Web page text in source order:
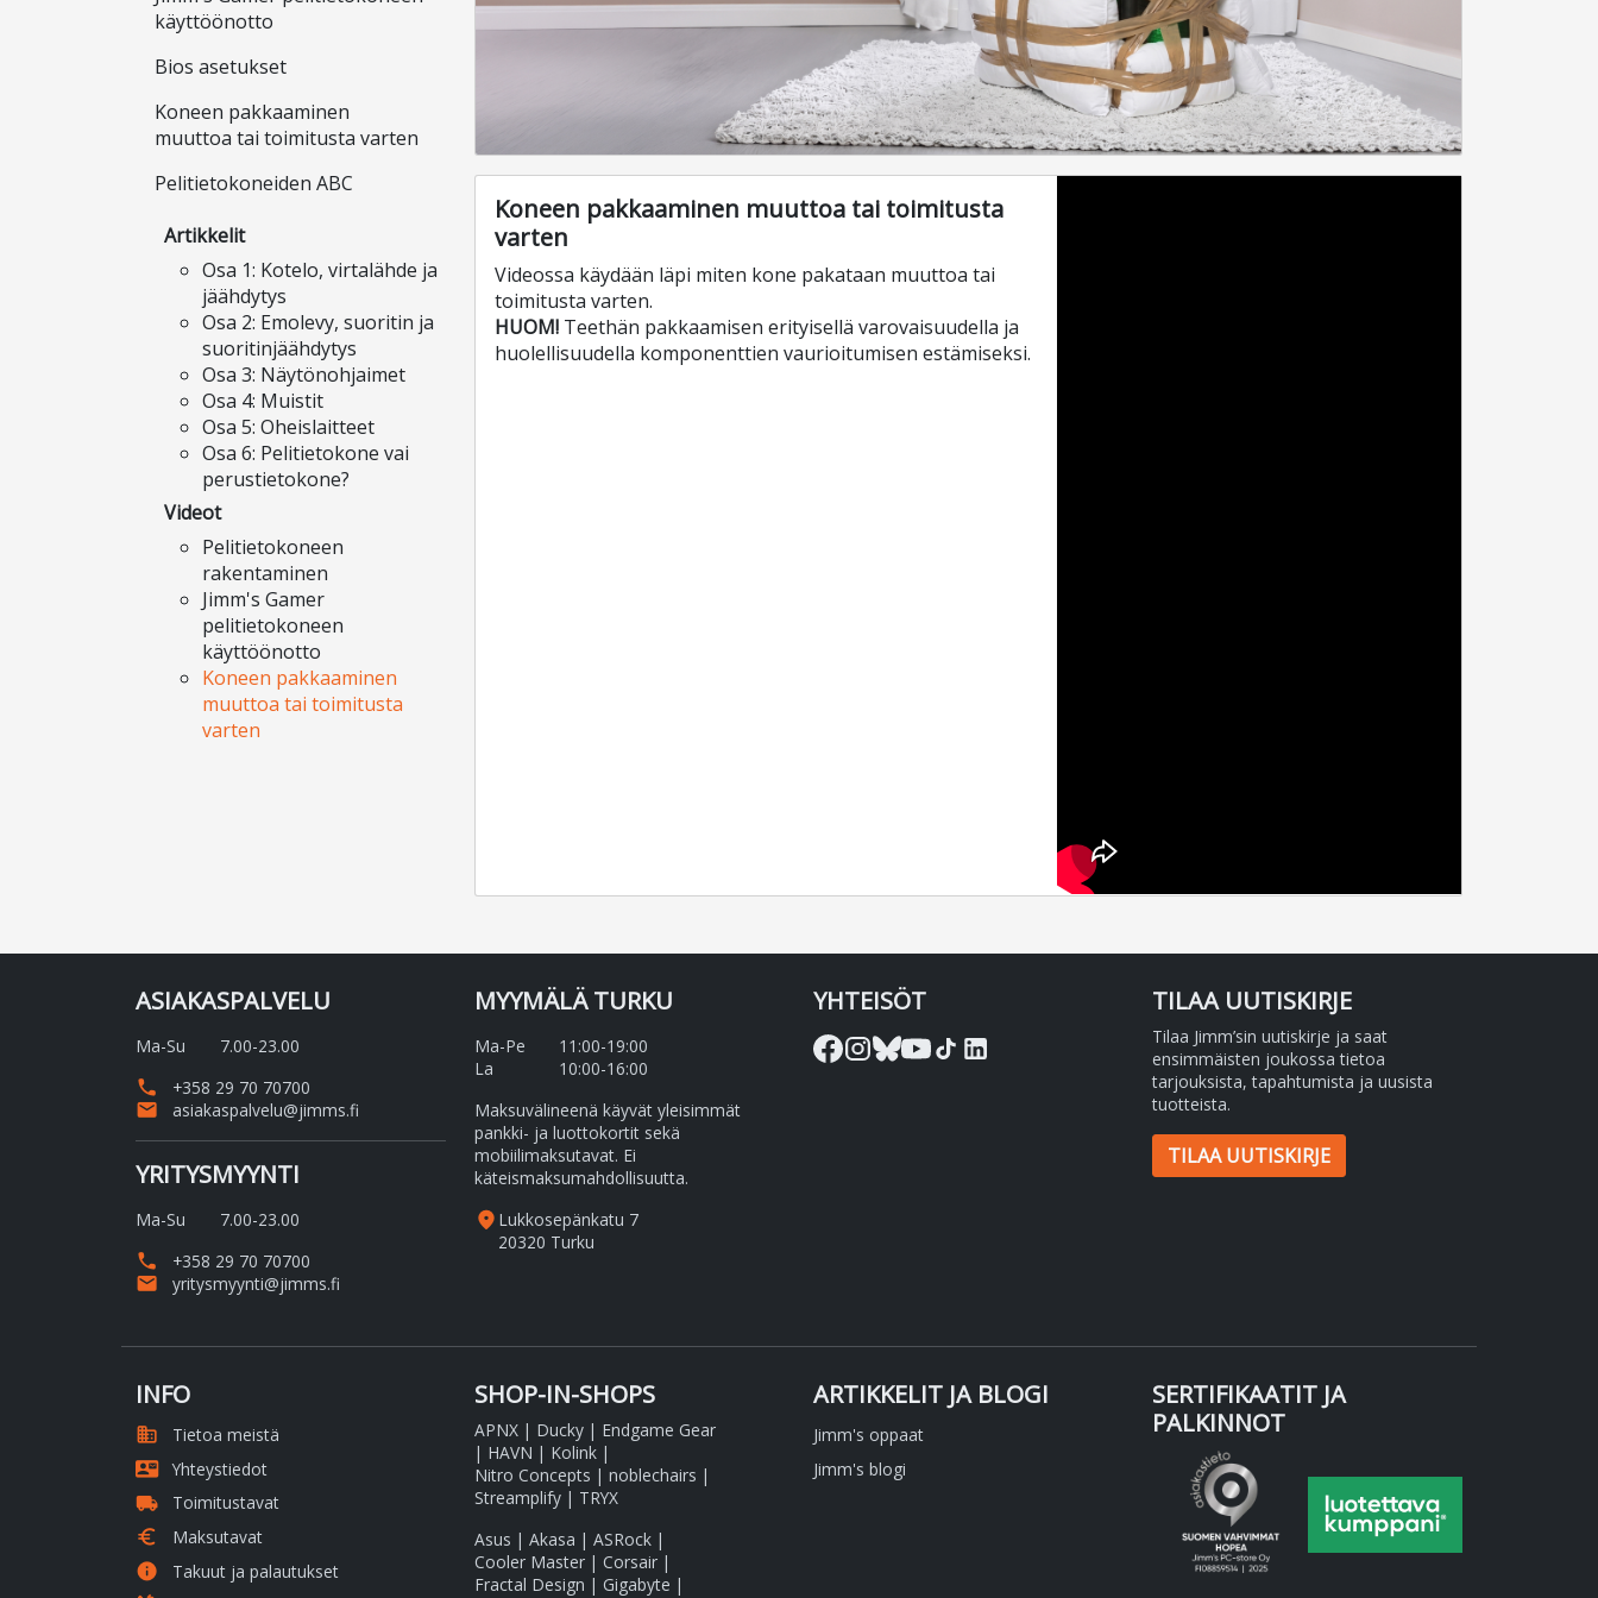
käyttöönotto
Bios asetukset
Koneen pakkaaminen
muuttoa tai toimitusta varten
Pelitietokoneiden ABC
Artikkelit
Osa 1: Kotelo, virtalähde ja
jäähdytys
Osa 2: Emolevy, suoritin ja
suoritinjäähdytys
Osa 3: Näytönohjaimet
Osa 4: Muistit
Osa 5: Oheislaitteet
Osa 6: Pelitietokone vai
perustietokone?
Videot
Pelitietokoneen
rakentaminen
Jimm's Gamer
pelitietokoneen
käyttöönotto
Koneen pakkaaminen
muuttoa tai toimitusta
varten
Koneen pakkaaminen muuttoa tai toimitusta
varten
Videossa käydään läpi miten kone pakataan muuttoa tai
toimitusta varten.
HUOM! Teethän pakkaamisen erityisellä varovaisuudella ja
huolellisuudella komponenttien vaurioitumisen estämiseksi.
ASIAKASPALVELU
Ma-Su
7.00-23.00
phone
+358 29 70 70700
email
asiakaspalvelu@jimms.fi
YRITYSMYYNTI
Ma-Su
7.00-23.00
phone
+358 29 70 70700
email
yritysmyynti@jimms.fi
MYYMÄLÄ TURKU
Ma-Pe
11:00-19:00
La
10:00-16:00
Maksuvälineenä käyvät yleisimmät
pankki- ja luottokortit sekä
mobiilimaksutavat. Ei
käteismaksumahdollisuutta.
place Lukkosepänkatu 7
20320 Turku
YHTEISÖT TILAA UUTISKIRJE
Tilaa Jimm’sin uutiskirje ja saat
ensimmäisten joukossa tietoa
tarjouksista, tapahtumista ja uusista
tuotteista.
TILAA UUTISKIRJE
INFO
domain
Tietoa meistä
contact_mail Yhteystiedot
local_shipping
Toimitustavat
euro
Maksutavat
info
Takuut ja palautukset
SHOP-IN-SHOPS
APNX | Ducky | Endgame Gear
| HAVN | Kolink |
Nitro Concepts | noblechairs |
Streamplify | TRYX
Asus | Akasa | ASRock |
Cooler Master | Corsair |
Fractal Design | Gigabyte |
ARTIKKELIT JA BLOGI
Jimm's oppaat
Jimm's blogi
SERTIFIKAATIT JA
PALKINNOT